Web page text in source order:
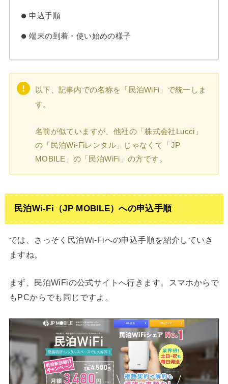
申込手順
端末の到着・使い始めの様子
以下、記事内での名称を「民泊WiFi」で統一しま
す。
名前が似ていますが、他社の「株式会社Lucci」
の「民泊Wi-Fiレンタル」じゃなくて「JP
MOBILE」の「民泊WiFi」の方です。
民泊Wi-Fi（JP MOBILE）への申込手順
では、さっそく民泊Wi-Fiへの申込手順を紹介していき
ますね。
まず、民泊WiFiの公式サイトへ行きます。スマホからで
もPCからでも同じですよ。